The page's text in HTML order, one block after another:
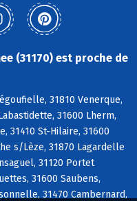
(31170) est proche de
31810 Venerque,
31600 Lherm,
31410 St-Hilaire, 31600
s/Lèze, 31870 Lagardelle
31120 Portet
31600 Saubens,
31470 Cambernard,